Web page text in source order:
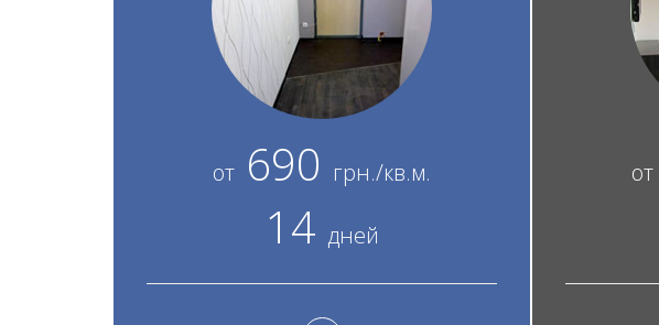
от 690 грн./кв.м.
14 дней
от